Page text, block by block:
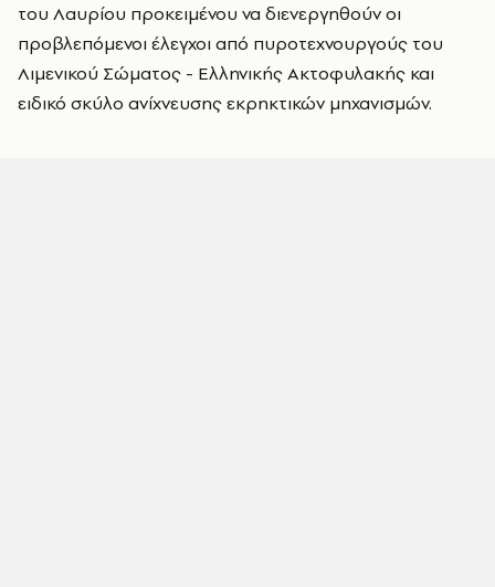
του Λαυρίου προκειμένου να διενεργηθούν οι
προβλεπόμενοι έλεγχοι από πυροτεχνουργούς του
Λιμενικού Σώματος - Ελληνικής Ακτοφυλακής και
ειδικό σκύλο ανίχνευσης εκρηκτικών μηχανισμών.